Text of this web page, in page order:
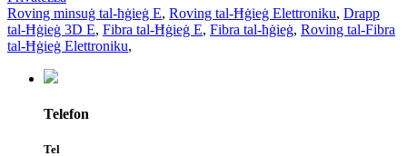
Roving minsuġ tal-ħġieġ E, Roving tal-Ħġieġ Elettroniku, Drapp
tal-Ħġieġ 3D E, Fibra tal-Ħġieġ E, Fibra tal-ħġieġ, Roving tal-Fibra
tal-Ħġieġ Elettroniku,
Telefon
Tel